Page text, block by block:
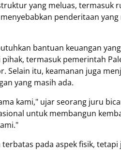
yang meluas, termasuk
penderitaan
bantuan keuangan
termasuk pemerintah
Selain itu, keamanan juga
yang masih ada.
kami," ujar seorang juru
untuk membangun
pada aspek fisik,